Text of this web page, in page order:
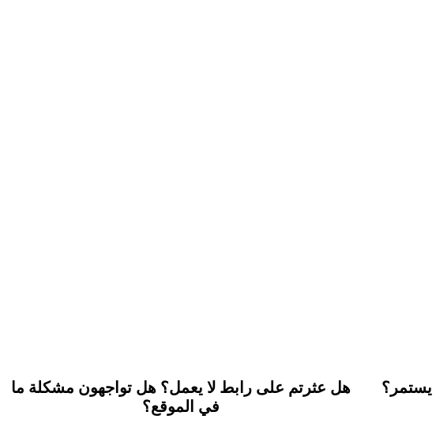
يستمر؟
هل عثرتم على رابط لا يعمل؟ هل تواجهون مشكلة ما
في الموقع؟